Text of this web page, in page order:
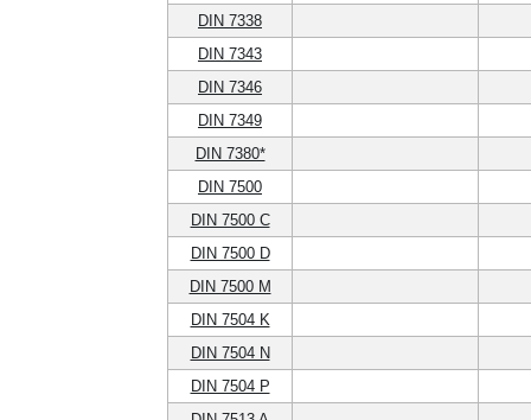
DIN 7338
DIN 7343
DIN 7346
DIN 7349
DIN 7380*
DIN 7500
DIN 7500 C
DIN 7500 D
DIN 7500 M
DIN 7504 K
DIN 7504 N
DIN 7504 P